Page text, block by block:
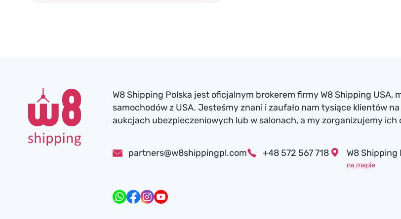
W8 Shipping Polska jest oficjalnym brokerem firmy W8 Shipping USA,
samochodów z USA. Jesteśmy znani i zaufało nam tysiące klientów
aukcjach ubezpieczeniowych lub w salonach, a my zorganizujemy ich
partners@w8shippingpl.com +48 572 567 718 W8 Shipping
na mapie